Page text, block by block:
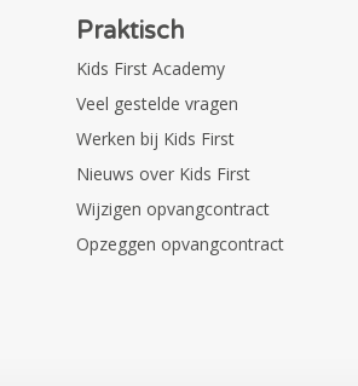
Praktisch
Kids First Academy
Veel gestelde vragen
Werken bij Kids First
Nieuws over Kids First
Wijzigen opvangcontract
Opzeggen opvangcontract